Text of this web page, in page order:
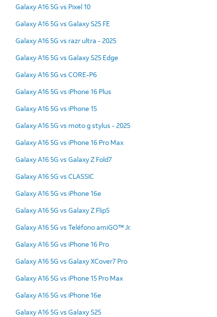
Galaxy A16 5G vs Pixel 10
Galaxy A16 5G vs Galaxy S25 FE
Galaxy A16 5G vs razr ultra - 2025
Galaxy A16 5G vs Galaxy S25 Edge
Galaxy A16 5G vs CORE-P6
Galaxy A16 5G vs iPhone 16 Plus
Galaxy A16 5G vs iPhone 15
Galaxy A16 5G vs moto g stylus - 2025
Galaxy A16 5G vs iPhone 16 Pro Max
Galaxy A16 5G vs Galaxy Z Fold7
Galaxy A16 5G vs CLASSIC
Galaxy A16 5G vs iPhone 16e
Galaxy A16 5G vs Galaxy Z Flip5
Galaxy A16 5G vs Teléfono amiGO™ Jr.
Galaxy A16 5G vs iPhone 16 Pro
Galaxy A16 5G vs Galaxy XCover7 Pro
Galaxy A16 5G vs iPhone 15 Pro Max
Galaxy A16 5G vs iPhone 16e
Galaxy A16 5G vs Galaxy S25